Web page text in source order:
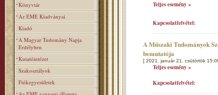
Könyvtár
Az EME Kiadványai
Kiadó
A Magyar Tudomány Napja
Erdélyben
Kutatóintézet
Szakosztályok
Fiókegyesületek
Teljes esemény »
Kapcsolatfelvétel:
A Műszaki Tudományok
bemutatója
[ 2021. január 21. csütörtök
Teljes esemény »
Kapcsolatfelvétel: